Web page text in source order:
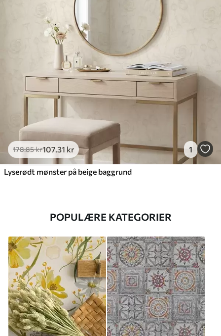
178.85kr107.31 kr 1
Lyserødt mønster på beige baggrund
POPULÆRE KATEGORIER